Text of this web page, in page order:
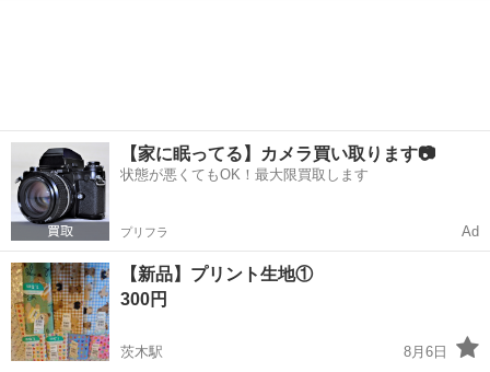
【家に眠ってる】カメラ買い取ります📷
状態が悪くてもOK！最大限買取します
プリフラ Ad
【新品】プリント生地①
300円
茨木駅
8月6日